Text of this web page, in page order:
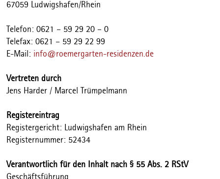
67059 Ludwigshafen/Rhein
Telefon: 0621 – 59 29 20 – 0
Telefax: 0621 – 59 29 22 99
E-Mail: info@roemergarten-residenzen.de
Vertreten durch
Jens Harder / Marcel Trümpelmann
Registereintrag
Registergericht: Ludwigshafen am Rhein
Registernummer: 52434
Verantwortlich für den Inhalt nach § 55 Abs. 2 RStV
Geschäftsführung